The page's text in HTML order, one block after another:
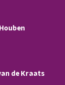
de Kraats